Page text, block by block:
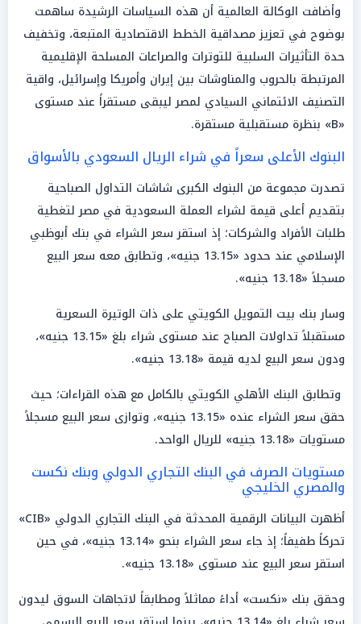
وأضافت الوكالة العالمية أن هذه السياسات الرشيدة ساهمت
بوضوح في تعزيز مصداقية الخطط الاقتصادية المتبعة، وتخفيف
حدة التأثيرات السلبية للتوترات والصراعات المسلحة الإقليمية
المرتبطة بالحروب والمناوشات بين إيران وأمريكا وإسرائيل، واقية
التصنيف الائتماني السيادي لمصر ليبقى مستقراً عند مستوى
«B» بنظرة مستقبلية مستقرة.
البنوك الأعلى سعراً في شراء الريال السعودي بالأسواق
تصدرت مجموعة من البنوك الكبرى شاشات التداول الصباحية
بتقديم أعلى قيمة لشراء العملة السعودية في مصر لتغطية
طلبات الأفراد والشركات؛ إذ استقر سعر الشراء في بنك أبوظبي
الإسلامي عند حدود «13.15 جنيه»، وتطابق معه سعر البيع
مسجلاً «13.18 جنيه».
وسار بنك بيت التمويل الكويتي على ذات الوتيرة السعرية
مستقبلاً تداولات الصباح عند مستوى شراء بلغ «13.15 جنيه»،
ودون سعر البيع لديه قيمة «13.18 جنيه».
وتطابق البنك الأهلي الكويتي بالكامل مع هذه القراءات؛ حيث
حقق سعر الشراء عنده «13.15 جنيه»، وتوازى سعر البيع مسجلاً
مستويات «13.18 جنيه» للريال الواحد.
مستويات الصرف في البنك التجاري الدولي وبنك نكست
والمصري الخليجي
أظهرت البيانات الرقمية المحدثة في البنك التجاري الدولي «CIB»
تحركاً طفيفاً؛ إذ جاء سعر الشراء بنحو «13.14 جنيه»، في حين
استقر سعر البيع عند مستوى «13.18 جنيه».
وحقق بنك «نكست» أداءً مماثلاً ومطابقاً لاتجاهات السوق ليدون